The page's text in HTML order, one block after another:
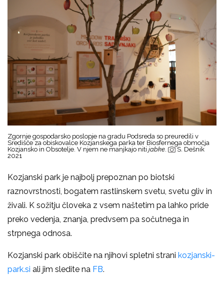
Zgornje gospodarsko poslopje na gradu Podsreda so preuredili v
Središče za obiskovalce Kozjanskega parka ter Biosfernega območja
Kozjansko in Obsotelje. V njem ne manjkajo niti jabke
S. Dešnik
2021
Kozjanski park je najbolj prepoznan po biotski
raznovrstnosti, bogatem rastlinskem svetu, svetu gliv in
živali. K sožitju človeka z vsem naštetim pa lahko pride
preko vedenja, znanja, predvsem pa sočutnega in
strpnega odnosa.
Kozjanski park obiščite na njihovi spletni strani kozjanski-
park.si ali jim sledite na FB.